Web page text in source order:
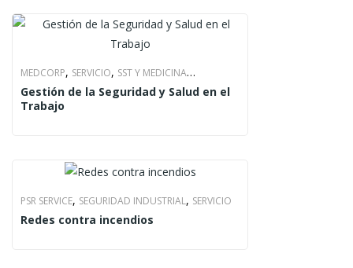
MEDCORP, SERVICIO, SST Y MEDICINA
OCUPACIONAL
Gestión de la Seguridad y Salud en el
Trabajo
PSR SERVICE, SEGURIDAD INDUSTRIAL, SERVICIO
Redes contra incendios